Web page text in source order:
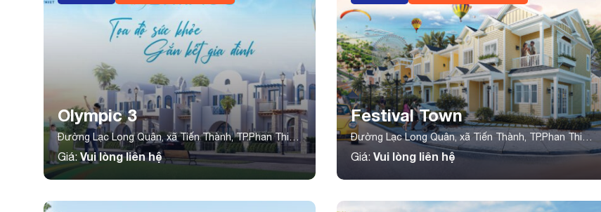
Olympic 3
Đường Lạc Long Quân, xã Tiến Thành, TP.Phan Thiết,
tỉnh Bình Thuận
Giá: Vui lòng liên hệ
Festival Town
Đường Lạc Long Quân, xã Tiến Thành, TP.Phan Thiết,
tỉnh Bình Thuận
Giá: Vui lòng liên hệ